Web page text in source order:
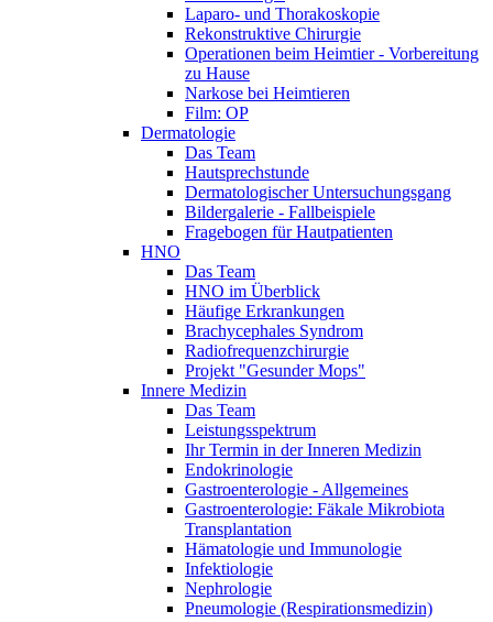
Laparo- und Thorakoskopie
Rekonstruktive Chirurgie
Operationen beim Heimtier - Vorbereitung
zu Hause
Narkose bei Heimtieren
Film: OP
Dermatologie
Das Team
Hautsprechstunde
Dermatologischer Untersuchungsgang
Bildergalerie - Fallbeispiele
Fragebogen für Hautpatienten
HNO
Das Team
HNO im Überblick
Häufige Erkrankungen
Brachycephales Syndrom
Radiofrequenzchirurgie
Projekt "Gesunder Mops"
Innere Medizin
Das Team
Leistungsspektrum
Ihr Termin in der Inneren Medizin
Endokrinologie
Gastroenterologie - Allgemeines
Gastroenterologie: Fäkale Mikrobiota
Transplantation
Hämatologie und Immunologie
Infektiologie
Nephrologie
Pneumologie (Respirationsmedizin)